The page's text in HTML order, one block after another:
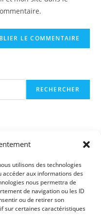
utilisons des technologies
accéder aux informations des
nous permettra de
de navigation ou les ID
ou de retirer son
sur certaines caractéristiques
RECHERCHER
Aucun commentaire à afficher.